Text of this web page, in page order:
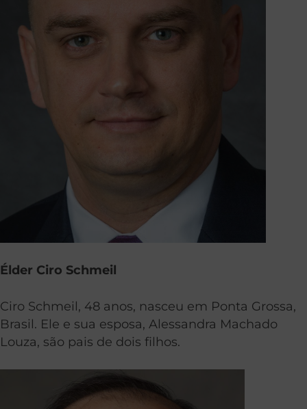
Élder Ciro Schmeil
Ciro Schmeil, 48 anos, nasceu em Ponta Grossa,
Brasil. Ele e sua esposa, Alessandra Machado
Louza, são pais de dois filhos.